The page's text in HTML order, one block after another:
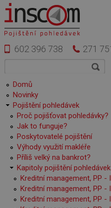
Přejít k hlavnímu obsahu
602 396 738 271
Hlavní menu
Domů
Novinky
Pojištění pohledávek
Proč pojišťovat pohledávky?
Jak to funguje?
Poskytovatelé pojištění
Výhody využití makléře
Příliš velký na bankrot?
Kapitoly pojištění pohledávek
Kreditní management, PP - I.
Kreditní management, PP -
Kreditní management, PP -